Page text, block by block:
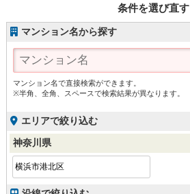
条件を選び直す
マンション名から探す
マンション名で直接検索ができます。
※半角、全角、スペースで検索結果が異なります。
エリアで絞り込む
神奈川県
横浜市港北区